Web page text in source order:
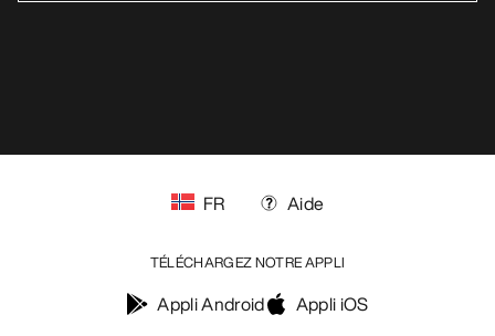
FR Aide
TÉLÉCHARGEZ NOTRE APPLI
Appli Android Appli iOS